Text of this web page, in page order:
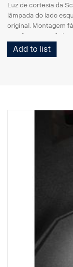
Luz de cortesia da
lâmpada do lado
original. Montagem
parafusos com
Nota. Adapta-se
Add to list